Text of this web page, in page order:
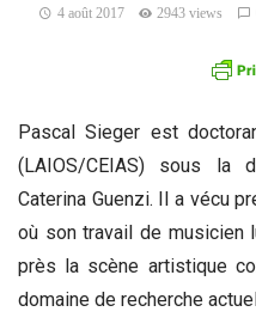
4 août 2017 2943 views
Pascal Sieger est
(LAIOS/CEIAS) sous la
Caterina Guenzi. Il a vécu
où son travail de musicien
près la scène artistique
domaine de recherche